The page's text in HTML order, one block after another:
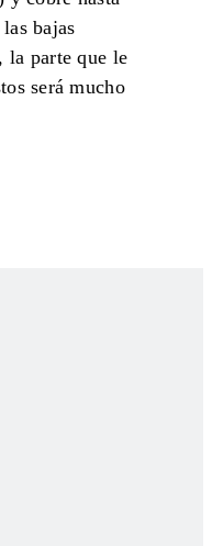
bajas
, la parte que le
será mucho